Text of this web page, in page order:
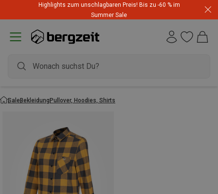
Highlights zum unschlagbaren Preis! Bis zu -60 % im
Summer Sale
SaleBekleidungPullover, Hoodies, Shirts